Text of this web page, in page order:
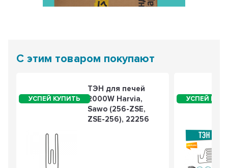
С этим товаром покупают
ТЭН для печей
2000W Harvia,
Sawo (256-ZSE,
ZSE-256), 22256